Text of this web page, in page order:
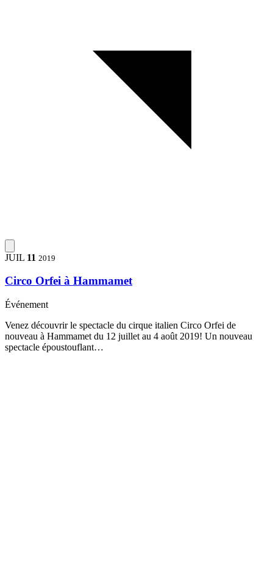
JUIL 11 2019
Circo Orfei à Hammamet
Événement
Venez découvrir le spectacle du cirque italien Circo Orfei de
nouveau à Hammamet du 12 juillet au 4 août 2019! Un nouveau
spectacle époustouflant…